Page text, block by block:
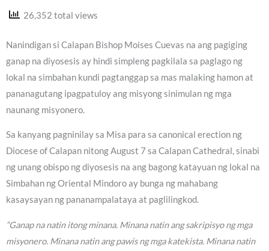
26,352 total views
Nanindigan si Calapan Bishop Moises Cuevas na ang pagiging
ganap na diyosesis ay hindi simpleng pagkilala sa paglago ng
lokal na simbahan kundi pagtanggap sa mas malaking hamon at
pananagutang ipagpatuloy ang misyong sinimulan ng mga
naunang misyonero.
Sa kanyang pagninilay sa Misa para sa canonical erection ng
Diocese of Calapan nitong August 7 sa Calapan Cathedral, sinabi
ng unang obispo ng diyosesis na ang bagong katayuan ng lokal na
Simbahan ng Oriental Mindoro ay bunga ng mahabang
kasaysayan ng pananampalataya at paglilingkod.
“Ganap na natin itong minana. Minana natin ang sakripisyo ng mga
misyonero. Minana natin ang pawis ng mga katekista. Minana natin